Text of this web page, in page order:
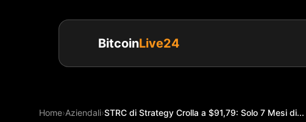
BitcoinLive24
Home›Aziendali›STRC di Strategy Crolla a $91,79: Solo 7 Mesi di...